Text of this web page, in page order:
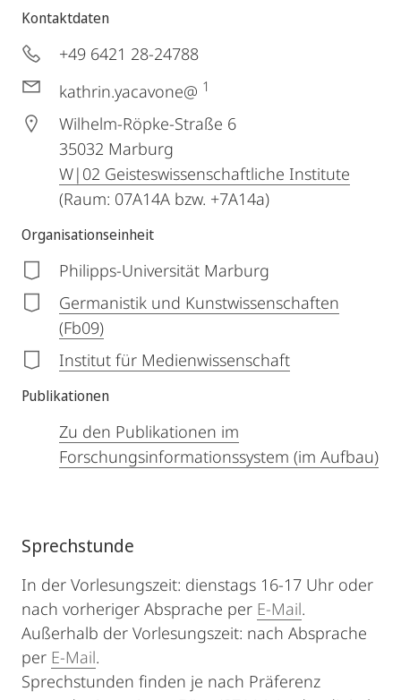
Kontaktdaten
+49 6421 28-24788
kathrin.yacavone@ 1
Wilhelm-Röpke-Straße 6
35032 Marburg
W|02 Geisteswissenschaftliche Institute
(Raum: 07A14A bzw. +7A14a)
Organisationseinheit
Philipps-Universität Marburg
Germanistik und Kunstwissenschaften
(Fb09)
Institut für Medienwissenschaft
Publikationen
Zu den Publikationen im
Forschungsinformationssystem (im Aufbau)
Sprechstunde
In der Vorlesungszeit: dienstags 16-17 Uhr oder
nach vorheriger Absprache per E-Mail.
Außerhalb der Vorlesungszeit: nach Absprache
per E-Mail.
Sprechstunden finden je nach Präferenz